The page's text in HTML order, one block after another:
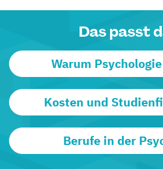
Das passt
Warum
Kosten und
Berufe in der